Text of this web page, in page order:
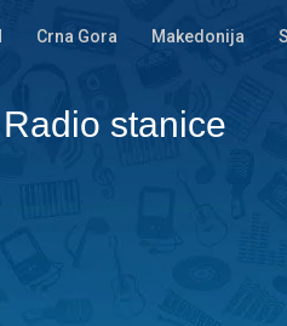
Crna Gora Makedonija
Radio stanice